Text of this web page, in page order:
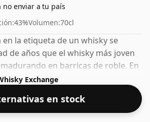
no enviar a tu país
43%Volumen:70cl
en la etiqueta de un whisky se
de años que el whisky más joven
en barricas de roble. En
Escocés de Caol Ila tiene 11
una concentración cada vez
que es un ABV para beber
Exchange
en stock